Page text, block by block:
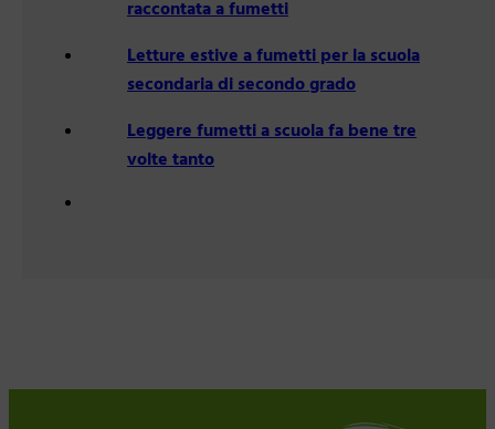
raccontata a fumetti
Letture estive a fumetti per la scuola
secondaria di secondo grado
Leggere fumetti a scuola fa bene tre
volte tanto